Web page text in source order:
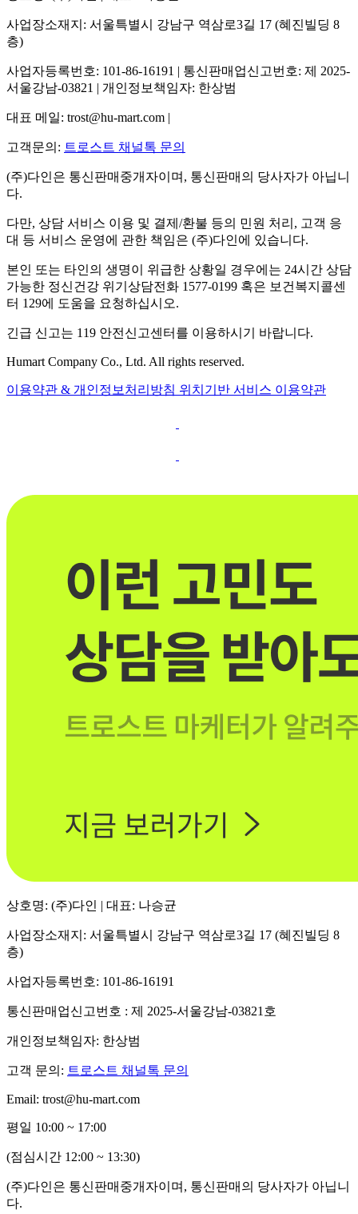
사업장소재지: 서울특별시 강남구 역삼로3길 17 (혜진빌딩 8
층)
사업자등록번호: 101-86-16191 | 통신판매업신고번호: 제 2025-
서울강남-03821 | 개인정보책임자: 한상범
대표 메일: trost@hu-mart.com |
고객문의: 트로스트 채널톡 문의
(주)다인은 통신판매중개자이며, 통신판매의 당사자가 아닙니
다.
다만, 상담 서비스 이용 및 결제/환불 등의 민원 처리, 고객 응
대 등 서비스 운영에 관한 책임은 (주)다인에 있습니다.
본인 또는 타인의 생명이 위급한 상황일 경우에는 24시간 상담
가능한 정신건강 위기상담전화 1577-0199 혹은 보건복지콜센
터 129에 도움을 요청하십시오.
긴급 신고는 119 안전신고센터를 이용하시기 바랍니다.
Humart Company Co., Ltd. All rights reserved.
이용약관 & 개인정보처리방침 위치기반 서비스 이용약관
상호명: (주)다인 | 대표: 나승균
사업장소재지: 서울특별시 강남구 역삼로3길 17 (혜진빌딩 8
층)
사업자등록번호: 101-86-16191
통신판매업신고번호 : 제 2025-서울강남-03821호
개인정보책임자: 한상범
고객 문의: 트로스트 채널톡 문의
Email: trost@hu-mart.com
평일 10:00 ~ 17:00
(점심시간 12:00 ~ 13:30)
(주)다인은 통신판매중개자이며, 통신판매의 당사자가 아닙니
다.